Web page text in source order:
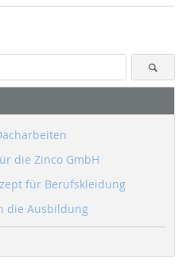
die Zinco GmbH
für Berufskleidung
die Ausbildung